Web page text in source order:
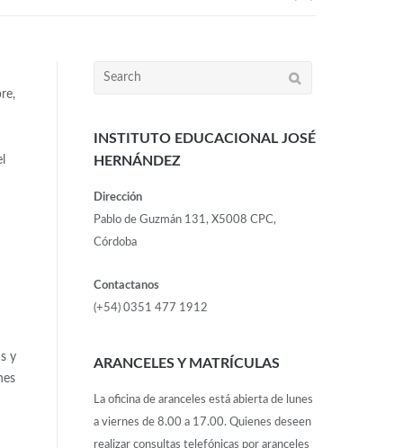
y
INSTITUTO EDUCACIONAL JOSÉ
HERNÁNDEZ
Dirección
Pablo de Guzmán 131, X5008 CPC,
Córdoba
Contactanos
(+54) 0351 477 1912
ARANCELES Y MATRÍCULAS
La oficina de aranceles está abierta de lunes
a viernes de 8.00 a 17.00. Quienes deseen
realizar consultas telefónicas por aranceles